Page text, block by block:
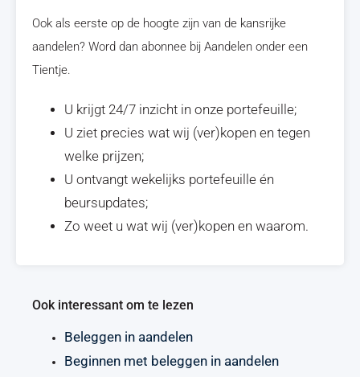
Ook als eerste op de hoogte zijn van de kansrijke
aandelen? Word dan abonnee bij Aandelen onder een
Tientje.
U krijgt 24/7 inzicht in onze portefeuille;
U ziet precies wat wij (ver)kopen en tegen
welke prijzen;
U ontvangt wekelijks portefeuille én
beursupdates;
Zo weet u wat wij (ver)kopen en waarom.
Ook interessant om te lezen
Beleggen in aandelen
Beginnen met beleggen in aandelen